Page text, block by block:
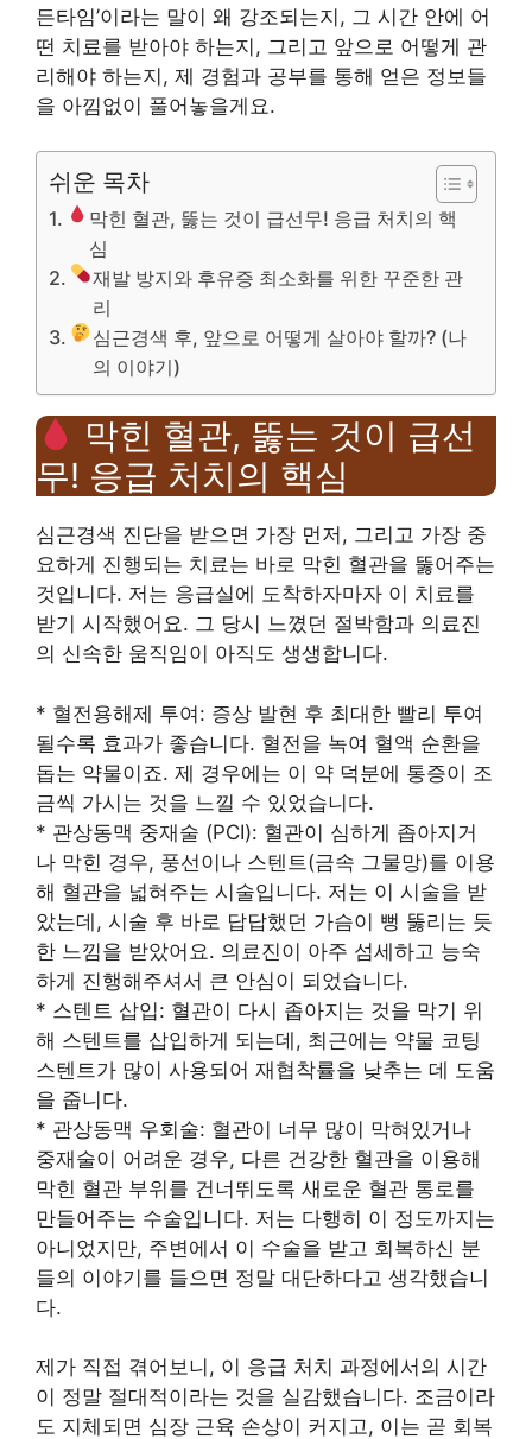
든타임’이라는 말이 왜 강조되는지, 그 시간 안에 어
떤 치료를 받아야 하는지, 그리고 앞으로 어떻게 관
리해야 하는지, 제 경험과 공부를 통해 얻은 정보들
을 아낌없이 풀어놓을게요.
쉬운 목차
막힌 혈관, 뚫는 것이 급선무! 응급 처치의 핵
심
재발 방지와 후유증 최소화를 위한 꾸준한 관
리
심근경색 후, 앞으로 어떻게 살아야 할까? (나
의 이야기)
막힌 혈관, 뚫는 것이 급선
무! 응급 처치의 핵심
심근경색 진단을 받으면 가장 먼저, 그리고 가장 중
요하게 진행되는 치료는 바로 막힌 혈관을 뚫어주는
것입니다. 저는 응급실에 도착하자마자 이 치료를
받기 시작했어요. 그 당시 느꼈던 절박함과 의료진
의 신속한 움직임이 아직도 생생합니다.
* 혈전용해제 투여: 증상 발현 후 최대한 빨리 투여
될수록 효과가 좋습니다. 혈전을 녹여 혈액 순환을
돕는 약물이죠. 제 경우에는 이 약 덕분에 통증이 조
금씩 가시는 것을 느낄 수 있었습니다.
* 관상동맥 중재술 (PCI): 혈관이 심하게 좁아지거
나 막힌 경우, 풍선이나 스텐트(금속 그물망)를 이용
해 혈관을 넓혀주는 시술입니다. 저는 이 시술을 받
았는데, 시술 후 바로 답답했던 가슴이 뻥 뚫리는 듯
한 느낌을 받았어요. 의료진이 아주 섬세하고 능숙
하게 진행해주셔서 큰 안심이 되었습니다.
* 스텐트 삽입: 혈관이 다시 좁아지는 것을 막기 위
해 스텐트를 삽입하게 되는데, 최근에는 약물 코팅
스텐트가 많이 사용되어 재협착률을 낮추는 데 도움
을 줍니다.
* 관상동맥 우회술: 혈관이 너무 많이 막혀있거나
중재술이 어려운 경우, 다른 건강한 혈관을 이용해
막힌 혈관 부위를 건너뛰도록 새로운 혈관 통로를
만들어주는 수술입니다. 저는 다행히 이 정도까지는
아니었지만, 주변에서 이 수술을 받고 회복하신 분
들의 이야기를 들으면 정말 대단하다고 생각했습니
다.
제가 직접 겪어보니, 이 응급 처치 과정에서의 시간
이 정말 절대적이라는 것을 실감했습니다. 조금이라
도 지체되면 심장 근육 손상이 커지고, 이는 곧 회복